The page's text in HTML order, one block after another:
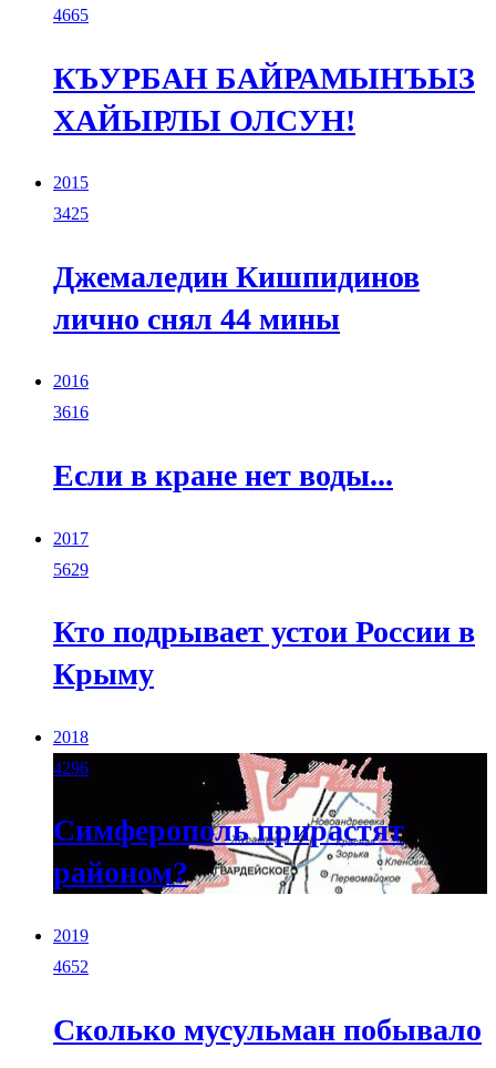
4665
КЪУРБАН БАЙРАМЫНЪЫЗ
ХАЙЫРЛЫ ОЛСУН!
2015
3425
Джемаледин Кишпидинов
лично снял 44 мины
2016
3616
Если в кране нет воды...
2017
5629
Кто подрывает устои России в
Крыму
2018
4296
Симферополь прирастят
районом?
2019
4652
Сколько мусульман побывало